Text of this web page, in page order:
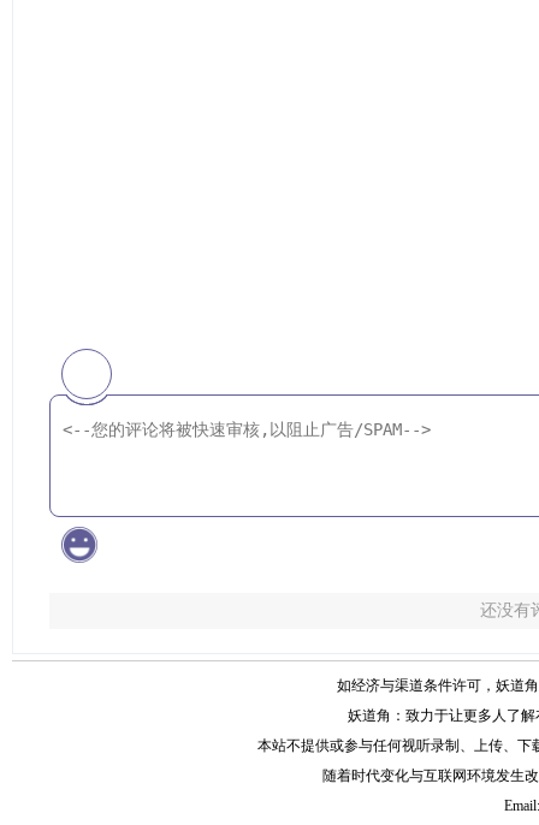
还没有
如经济与渠道条件许可，妖道
妖道角：致力于让更多人了
本站不提供或参与任何视听录制、上传、
随着时代变化与互联网环境发生